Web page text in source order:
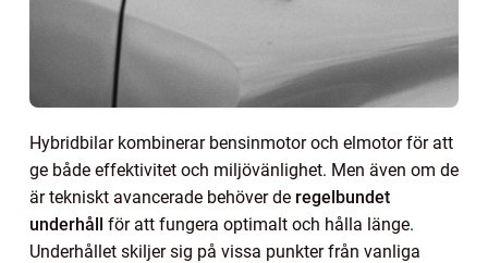
Hybridbilar kombinerar bensinmotor och elmotor för att
ge både effektivitet och miljövänlighet. Men även om de
är tekniskt avancerade behöver de regelbundet
underhåll för att fungera optimalt och hålla länge.
Underhållet skiljer sig på vissa punkter från vanliga